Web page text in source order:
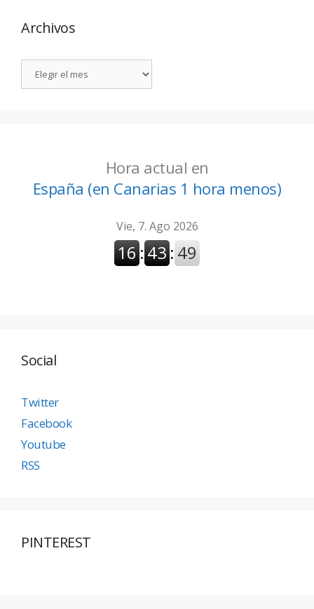
Archivos
Hora actual en
España (en Canarias 1 hora menos)
Social
Twitter
Facebook
Youtube
RSS
PINTEREST